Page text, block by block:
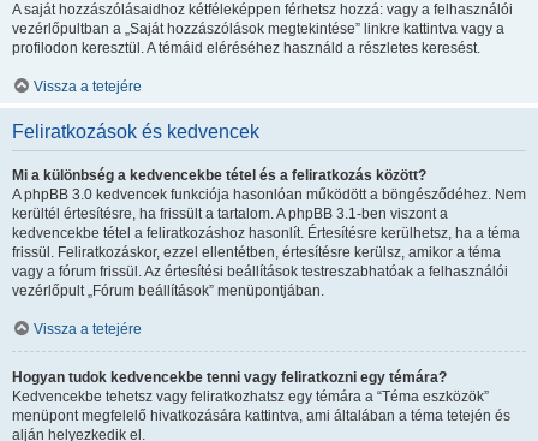
A saját hozzászólásaidhoz kétféleképpen férhetsz hozzá: vagy a felhasználói
vezérlőpultban a „Saját hozzászólások megtekintése” linkre kattintva vagy a
profilodon keresztül. A témáid eléréséhez használd a részletes keresést.
Vissza a tetejére
Feliratkozások és kedvencek
Mi a különbség a kedvencekbe tétel és a feliratkozás között?
A phpBB 3.0 kedvencek funkciója hasonlóan működött a böngésződéhez. Nem
kerültél értesítésre, ha frissült a tartalom. A phpBB 3.1-ben viszont a
kedvencekbe tétel a feliratkozáshoz hasonlít. Értesítésre kerülhetsz, ha a téma
frissül. Feliratkozáskor, ezzel ellentétben, értesítésre kerülsz, amikor a téma
vagy a fórum frissül. Az értesítési beállítások testreszabhatóak a felhasználói
vezérlőpult „Fórum beállítások” menüpontjában.
Vissza a tetejére
Hogyan tudok kedvencekbe tenni vagy feliratkozni egy témára?
Kedvencekbe tehetsz vagy feliratkozhatsz egy témára a “Téma eszközök”
menüpont megfelelő hivatkozására kattintva, ami általában a téma tetején és
alján helyezkedik el.